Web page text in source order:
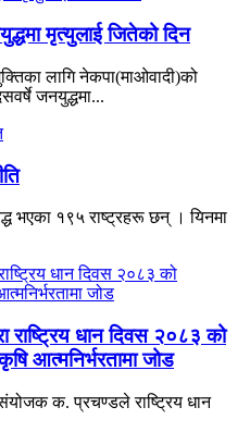
मृत्युलाई जितेको दिन
लागि नेकपा(माओवादी)को
जनयुद्धमा...
भएका १९५ राष्ट्रहरू छन् । यिनमा
राष्ट्रिय धान दिवस २०८३ को
आत्मनिर्भरतामा जोड
संयोजक क. प्रचण्डले राष्ट्रिय धान